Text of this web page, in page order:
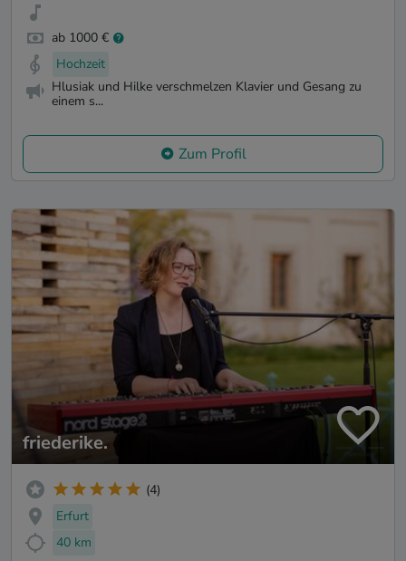
ab 1000 €
Hochzeit
Hlusiak und Hilke verschmelzen Klavier und Gesang zu
einem s...
Zum Profil
friederike.
(4)
Erfurt
40 km